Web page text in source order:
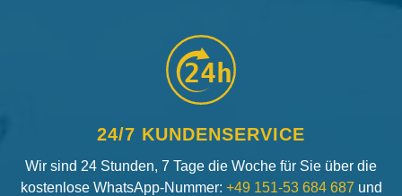
24h
24/7 KUNDENSERVICE
Wir sind 24 Stunden, 7 Tage die Woche für Sie über die
kostenlose WhatsApp-Nummer: +49 151-53 684 687 und